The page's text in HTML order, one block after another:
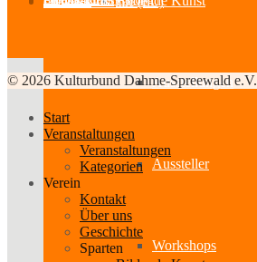
Ausstellungen
Aussteller
Workshops
© 2026 Kulturbund Dahme-Spreewald e.V.
Start
Veranstaltungen
Veranstaltungen
Kategorien
Verein
Kontakt
Über uns
Geschichte
Sparten